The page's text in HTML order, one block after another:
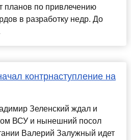
планов по привлечению
в разработку недр. До
контрнаступление на
Зеленский ждал и
ВСУ и нынешний посол
Валерий Залужный идет